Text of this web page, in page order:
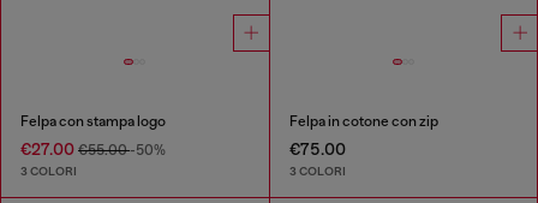
Felpa con stampa logo
€27.00 €55.00-50%
3 COLORI
Felpa in cotone con zip
€75.00
3 COLORI